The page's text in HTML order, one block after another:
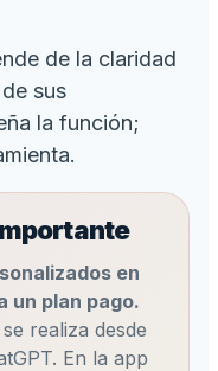
de la claridad
sus
la función;
en
un plan pago.
realiza desde
En la app